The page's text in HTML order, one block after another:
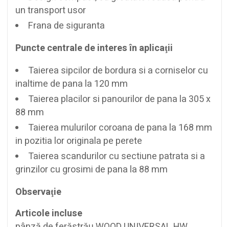
un transport usor
Frana de siguranta
Puncte centrale de interes în aplicaţii
Taierea sipcilor de bordura si a corniselor cu
inaltime de pana la 120 mm
Taierea placilor si panourilor de pana la 305 x
88 mm
Taierea mulurilor coroana de pana la 168 mm
in pozitia lor originala pe perete
Taierea scandurilor cu sectiune patrata si a
grinzilor cu grosimi de pana la 88 mm
Observaţie
Articole incluse